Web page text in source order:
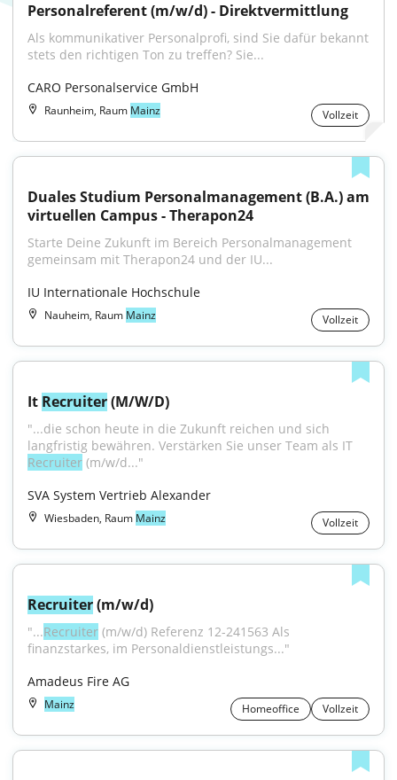
Personalreferent (m/w/d) - Direktvermittlung
Als kommunikativer Personalprofi, sind Sie dafür bekannt
stets den richtigen Ton zu treffen? Sie...
CARO Personalservice GmbH
Raunheim, Raum Mainz Vollzeit
Duales Studium Personalmanagement (B.A.) am
virtuellen Campus - Therapon24
Starte Deine Zukunft im Bereich Personalmanagement
gemeinsam mit Therapon24 und der IU...
IU Internationale Hochschule
Nauheim, Raum Mainz Vollzeit
It Recruiter (M/W/D)
"...die schon heute in die Zukunft reichen und sich
Recruiter (m/w/d..."
SVA System Vertrieb Alexander
Wiesbaden, Raum Mainz Vollzeit
Recruiter (m/w/d)
"...Recruiter (m/w/d) Referenz 12-241563 Als
finanzstarkes, im Personaldienstleistungs..."
Amadeus Fire AG
Mainz Homeoffice Vollzeit